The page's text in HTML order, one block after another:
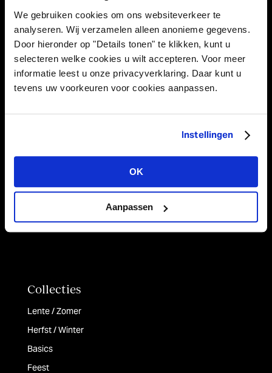
We gebruiken cookies om ons websiteverkeer te
analyseren. Wij verzamelen alleen anonieme gegevens.
Door hieronder op "Details tonen" te klikken, kunt u
selecteren welke cookies u wilt accepteren. Voor meer
informatie leest u onze privacyverklaring. Daar kunt u
tevens uw voorkeuren voor cookies aanpassen.
Instellingen
OK
Aanpassen
Productcategorieën
Decoraties
Tassen & Doosjes
Collecties
Lente / Zomer
Herfst / Winter
Basics
Feest